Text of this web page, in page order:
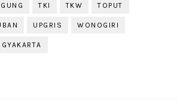
TKI TKW TOPUT
UPGRIS WONOGIRI